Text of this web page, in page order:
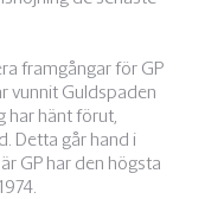
framgångar för GP
vunnit Guldspaden
har hänt förut,
Detta går hand i
GP har den högsta